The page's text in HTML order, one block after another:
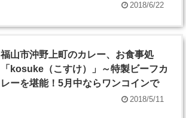
2018/6/22
福山市沖野上町のカレー、お食事処
「kosuke（こすけ）」～特製ビーフカ
レーを堪能！5月中ならワンコインで
2018/5/11